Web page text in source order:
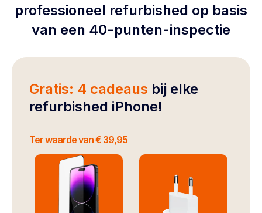
professioneel refurbished op basis
van een 40-punten-inspectie
Gratis: 4 cadeaus bij elke
refurbished iPhone!
Ter waarde van € 39,95